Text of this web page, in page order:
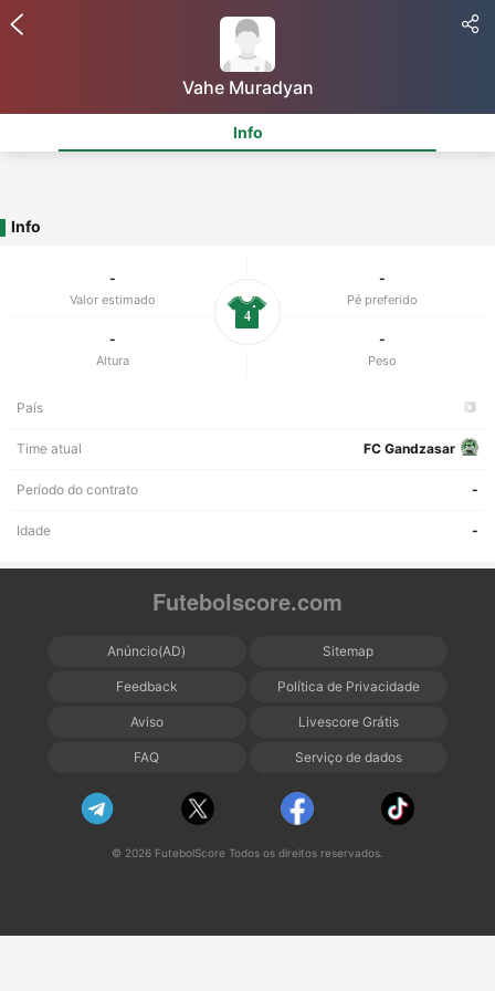
Vahe Muradyan
Info
Info
-
Valor estimado
-
Pé preferido
-
Altura
-
Peso
4
País
Time atual FC Gandzasar
Período do contrato -
Idade -
Futebolscore.com
Anúncio(AD) Sitemap
Feedback Política de Privacidade
Aviso Livescore Grátis
FAQ Serviço de dados
© 2026 FutebolScore Todos os direitos reservados.